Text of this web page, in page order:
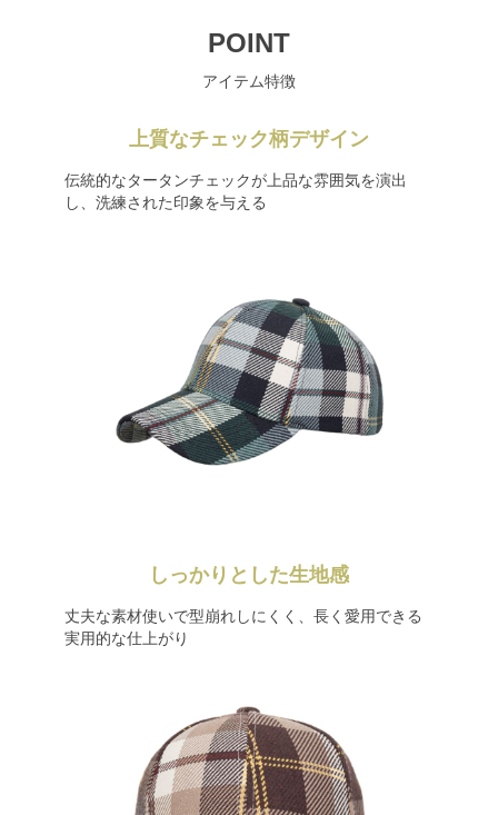
POINT
アイテム特徴
上質なチェック柄デザイン
伝統的なタータンチェックが上品な雰囲気を演出
し、洗練された印象を与える
しっかりとした生地感
丈夫な素材使いで型崩れしにくく、長く愛用できる
実用的な仕上がり